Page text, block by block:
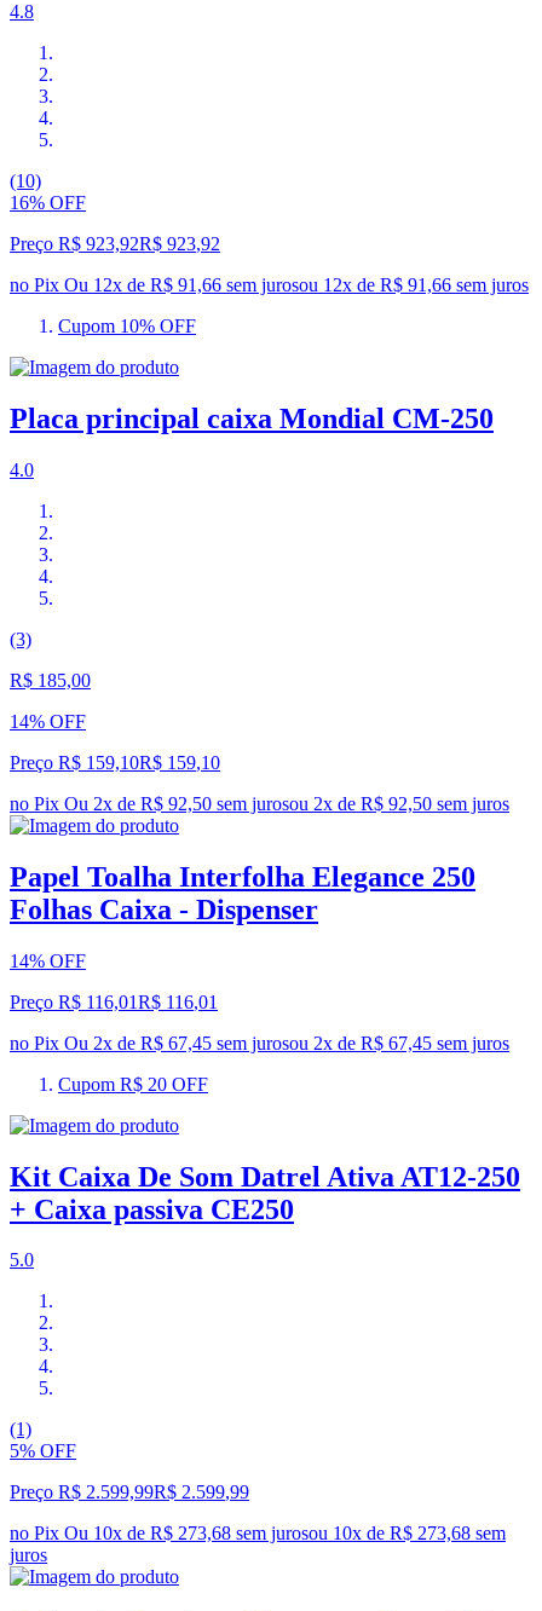
4.8
(10)
16% OFF
Preço R$ 923,92R$ 923,92
no Pix Ou 12x de R$ 91,66 sem jurosou 12x de R$ 91,66 sem juros
Cupom 10% OFF
Placa principal caixa Mondial CM-250
4.0
(3)
R$ 185,00
14% OFF
Preço R$ 159,10R$ 159,10
no Pix Ou 2x de R$ 92,50 sem jurosou 2x de R$ 92,50 sem juros
Papel Toalha Interfolha Elegance 250
Folhas Caixa - Dispenser
14% OFF
Preço R$ 116,01R$ 116,01
no Pix Ou 2x de R$ 67,45 sem jurosou 2x de R$ 67,45 sem juros
Cupom R$ 20 OFF
Kit Caixa De Som Datrel Ativa AT12-250
+ Caixa passiva CE250
5.0
(1)
5% OFF
Preço R$ 2.599,99R$ 2.599,99
no Pix Ou 10x de R$ 273,68 sem jurosou 10x de R$ 273,68 sem
juros